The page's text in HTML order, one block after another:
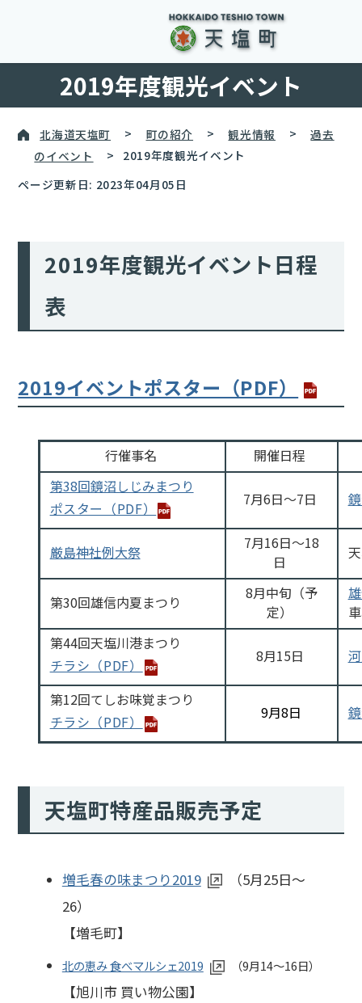
2019年度観光イベント
北海道天塩町 > 町の紹介 > 観光情報 >
過去
のイベント
>
2019年度観光イベント
ページ更新日: 2023年04月05日
2019年度観光イベント日程
表
2019イベントポスター（PDF）
行催事名
開催日程
第38回鏡沼しじみまつり
ポスター（PDF）
7月6日～7日
厳島神社例大祭
7月16日～18
日
第30回雄信内夏まつり
8月中旬（予
定）
第44回天塩川港まつり
チラシ（PDF）
8月15日
第12回てしお味覚まつり
チラシ（PDF）
9月8日
天塩町特産品販売予定
増毛春の味まつり2019
（5月25日～
26）
【増毛町】
北の恵み 食べマルシェ2019 （9月14～16日）
【旭川市 買い物公園】